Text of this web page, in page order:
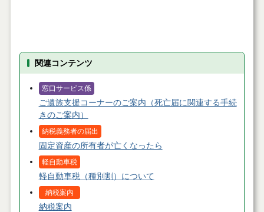
関連コンテンツ
窓口サービス係
ご遺族支援コーナーのご案内（死亡届に関連する手続
きのご案内）
納税義務者の届出
固定資産の所有者が亡くなったら
軽自動車税
軽自動車税（種別割）について
納税案内
納税案内